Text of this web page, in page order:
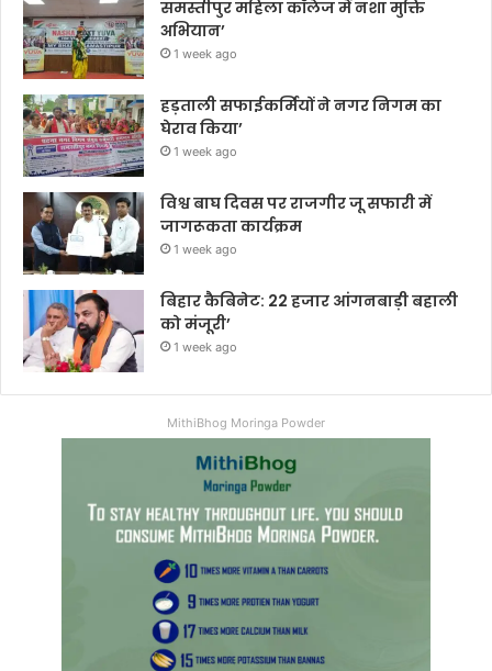
समस्तीपुर महिला कॉलेज में नशा मुक्ति
अभियान’
1 week ago
हड़ताली सफाईकर्मियों ने नगर निगम का
घेराव किया’
1 week ago
विश्व बाघ दिवस पर राजगीर जू सफारी में
जागरूकता कार्यक्रम
1 week ago
बिहार कैबिनेट: 22 हजार आंगनबाड़ी बहाली
को मंजूरी’
1 week ago
MithiBhog Moringa Powder